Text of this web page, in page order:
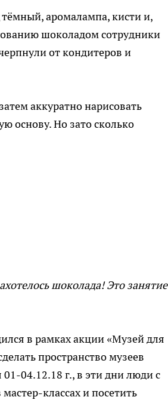
аромалампа, кисти и,
шоколадом сотрудники
от кондитеров и
аккуратно нарисовать
основу. Но зато сколько
шоколада! Это занятие
в рамках акции «Музей для
пространство музеев
04.12.18 г., в эти дни люди с
классах и посетить